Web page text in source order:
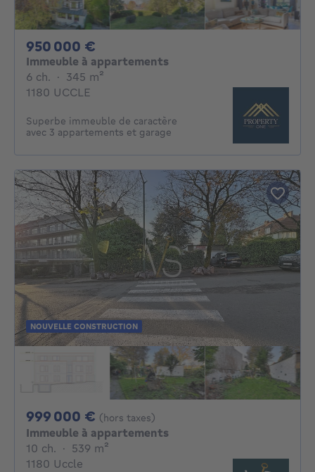
950 000 €
Immeuble à appartements
6 ch. 6 chambres
· 345 m²
1180 UCCLE
Superbe immeuble de caractère
avec 3 appartements et garage
NOUVELLE CONSTRUCTION
999 000 € 999000€
(hors taxes)
Immeuble à appartements
10 ch. 10 chambres
· 539 m²
1180 Uccle